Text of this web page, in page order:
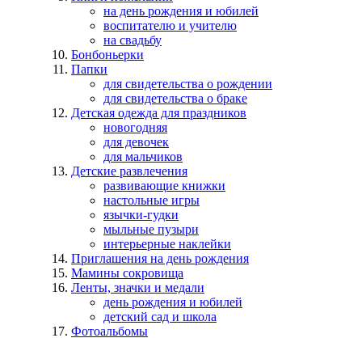
на день рождения и юбилей
воспитателю и учителю
на свадьбу
Бонбоньерки
Папки
для свидетельства о рождении
для свидетельства о браке
Детская одежда для праздников
новогодняя
для девочек
для мальчиков
Детские развлечения
развивающие книжки
настольные игры
язычки-гудки
мыльные пузыри
интерьерные наклейки
Приглашения на день рождения
Мамины сокровища
Ленты, значки и медали
день рождения и юбилей
детский сад и школа
Фотоальбомы